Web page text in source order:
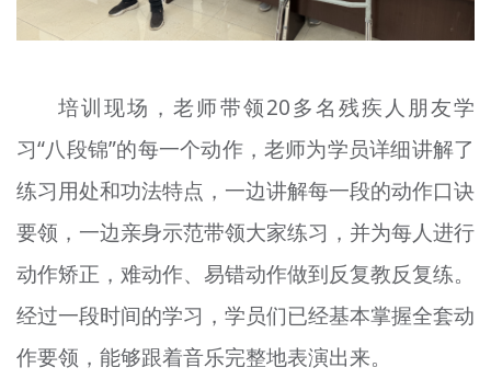
培训现场，老师带领20多名残疾人朋友学
习“八段锦”的每一个动作，老师为学员详细讲解了
练习用处和功法特点，一边讲解每一段的动作口诀
要领，一边亲身示范带领大家练习，并为每人进行
动作矫正，难动作、易错动作做到反复教反复练。
经过一段时间的学习，学员们已经基本掌握全套动
作要领，能够跟着音乐完整地表演出来。